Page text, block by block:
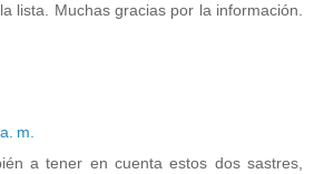
lista. Muchas gracias por la información.
m.
a tener en cuenta estos dos sastres,